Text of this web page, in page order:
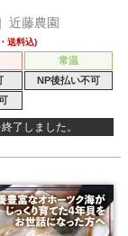
近藤農園
常温
NP後払い不可
了しました。